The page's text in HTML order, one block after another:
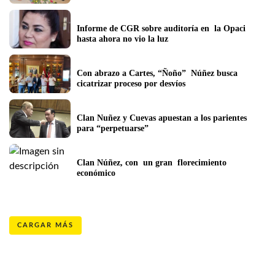
Informe de CGR sobre auditoría en  la Opaci
hasta ahora no vio la luz
Con abrazo a Cartes, “Ñoño”  Núñez busca
cicatrizar proceso por desvíos
Clan Nuñez y Cuevas apuestan a los parientes
para “perpetuarse”
Clan Núñez, con  un gran  florecimiento
económico
CARGAR MÁS